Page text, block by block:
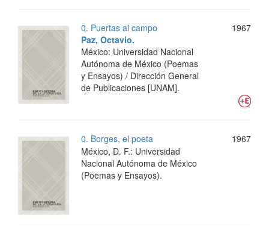
0. Puertas al campo
1967
Paz, Octavio.
México: Universidad Nacional
Autónoma de México (Poemas
y Ensayos) / Dirección General
de Publicaciones [UNAM].
0. Borges, el poeta
1967
México, D. F.: Universidad
Nacional Autónoma de México
(Poemas y Ensayos).